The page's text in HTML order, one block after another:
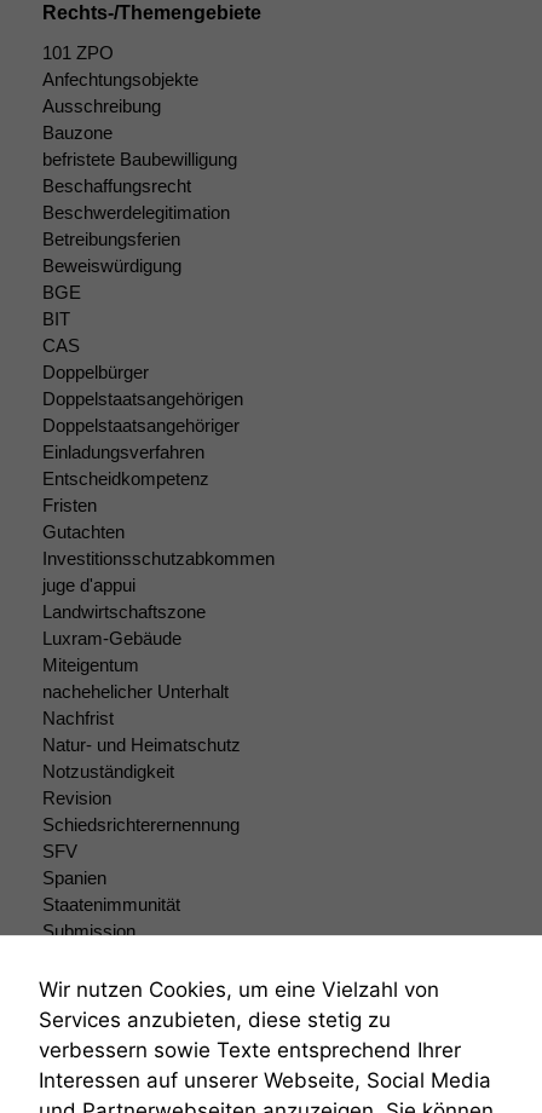
Rechts-/Themengebiete
101 ZPO
Anfechtungsobjekte
Ausschreibung
Bauzone
befristete Baubewilligung
Beschaffungsrecht
Beschwerdelegitimation
Betreibungsferien
Beweiswürdigung
BGE
BIT
CAS
Doppelbürger
Doppelstaatsangehörigen
Doppelstaatsangehöriger
Einladungsverfahren
Entscheidkompetenz
Fristen
Gutachten
Investitionsschutzabkommen
juge d'appui
Landwirtschaftszone
Luxram-Gebäude
Miteigentum
nachehelicher Unterhalt
Nachfrist
Natur- und Heimatschutz
Notzuständigkeit
Revision
Schiedsrichterernennung
SFV
Spanien
Staatenimmunität
Submission
Teilungsklage
Venezuela
VRK
Wiederherstellungsanordnung
Zivilprozessordnung
Wir nutzen Cookies, um eine Vielzahl von
Services anzubieten, diese stetig zu
verbessern sowie Texte entsprechend Ihrer
Interessen auf unserer Webseite, Social Media